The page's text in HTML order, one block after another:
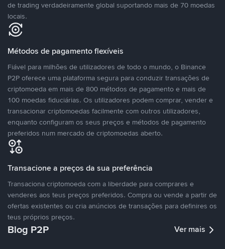
de trading verdadeiramente global suportando mais de 70 moedas
locais.
Métodos de pagamento flexíveis
Fiável para milhões de utilizadores de todo o mundo, o Binance
P2P oferece uma plataforma segura para conduzir transações de
criptomoeda em mais de 800 métodos de pagamento e mais de
100 moedas fiduciárias. Os utilizadores podem comprar, vender e
transacionar criptomoedas facilmente com outros utilizadores,
enquanto configuram os seus preços e métodos de pagamento
preferidos num mercado de criptomoedas aberto.
Transacione a preços da sua preferência
Transaciona criptomoeda com a liberdade para comprares e
venderes aos teus preços preferidos. Compra ou vende a partir de
ofertas existentes ou cria anúncios de transações para definires os
teus próprios preços.
Blog P2P Ver mais